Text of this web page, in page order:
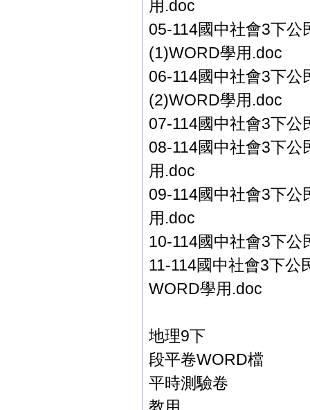
用.doc
05-114國中社會3下
(1)WORD學用.doc
06-114國中社會3下
(2)WORD學用.doc
07-114國中社會3下
08-114國中社會3下
用.doc
09-114國中社會3下
用.doc
10-114國中社會3下
11-114國中社會3下公
WORD學用.doc
地理9下
段平卷WORD檔
平時測驗卷